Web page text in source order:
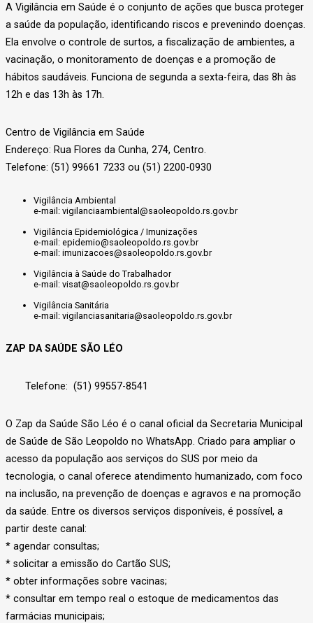
A Vigilância em Saúde é o conjunto de ações que busca proteger
a saúde da população, identificando riscos e prevenindo doenças.
Ela envolve o controle de surtos, a fiscalização de ambientes, a
vacinação, o monitoramento de doenças e a promoção de
hábitos saudáveis. Funciona de segunda a sexta-feira, das 8h às
12h e das 13h às 17h.
Centro de Vigilância em Saúde
Endereço: Rua Flores da Cunha, 274, Centro.
Telefone: (51) 99661 7233 ou (51) 2200-0930
Vigilância Ambiental
e-mail: vigilanciaambiental@saoleopoldo.rs.gov.br
Vigilância Epidemiológica / Imunizações
e-mail: epidemio@saoleopoldo.rs.gov.br
e-mail: imunizacoes@saoleopoldo.rs.gov.br
Vigilância à Saúde do Trabalhador
e-mail: visat@saoleopoldo.rs.gov.br
Vigilância Sanitária
e-mail: vigilanciasanitaria@saoleopoldo.rs.gov.br
ZAP DA SAÚDE SÃO LÉO
Telefone: (51) 99557-8541
O Zap da Saúde São Léo é o canal oficial da Secretaria Municipal
de Saúde de São Leopoldo no WhatsApp. Criado para ampliar o
acesso da população aos serviços do SUS por meio da
tecnologia, o canal oferece atendimento humanizado, com foco
na inclusão, na prevenção de doenças e agravos e na promoção
da saúde. Entre os diversos serviços disponíveis, é possível, a
partir deste canal:
* agendar consultas;
* solicitar a emissão do Cartão SUS;
* obter informações sobre vacinas;
* consultar em tempo real o estoque de medicamentos das
farmácias municipais;